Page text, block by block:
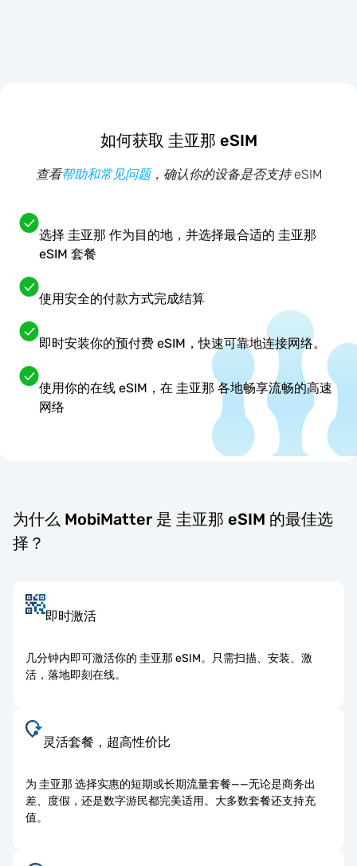
如何获取 圭亚那 eSIM
查看帮助和常见问题，确认你的设备是否支持 eSIM
选择 圭亚那 作为目的地，并选择最合适的 圭亚那
eSIM 套餐
使用安全的付款方式完成结算
即时安装你的预付费 eSIM，快速可靠地连接网络。
使用你的在线 eSIM，在 圭亚那 各地畅享流畅的高速
网络
为什么 MobiMatter 是 圭亚那 eSIM 的最佳选
择？
即时激活
几分钟内即可激活你的 圭亚那 eSIM。只需扫描、安装、激
活，落地即刻在线。
灵活套餐，超高性价比
为 圭亚那 选择实惠的短期或长期流量套餐——无论是商务出
差、度假，还是数字游民都完美适用。大多数套餐还支持充
值。